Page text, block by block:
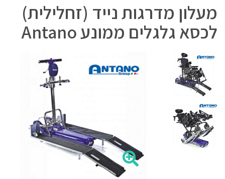
מעלון מדרגות נייד (זחלילית)
לכסא גלגלים ממונע Antano